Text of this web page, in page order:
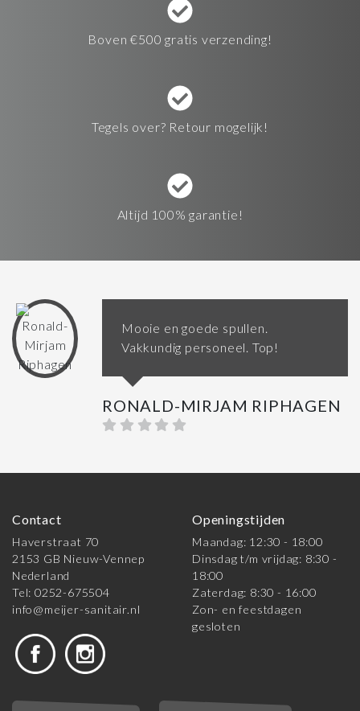
Boven €500 gratis verzending!
Tegels over? Retour mogelijk!
Altijd 100% garantie!
Mooie en goede spullen.
Vakkundig personeel. Top!
RONALD-MIRJAM RIPHAGEN
Contact
Haverstraat 70
2153 GB Nieuw-Vennep
Nederland
Tel: 0252-675504
info@meijer-sanitair.nl
Openingstijden
Maandag: 12:30 - 18:00
Dinsdag t/m vrijdag: 8:30 -
18:00
Zaterdag: 8:30 - 16:00
Zon- en feestdagen
gesloten